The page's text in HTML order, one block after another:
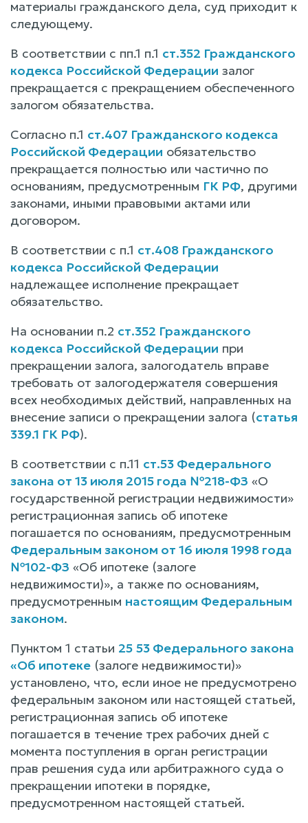
материалы гражданского дела, суд приходит к
следующему.
В соответствии с пп.1 п.1 ст.352 Гражданского
кодекса Российской Федерации залог
прекращается с прекращением обеспеченного
залогом обязательства.
Согласно п.1 ст.407 Гражданского кодекса
Российской Федерации обязательство
прекращается полностью или частично по
основаниям, предусмотренным ГК РФ, другими
законами, иными правовыми актами или
договором.
В соответствии с п.1 ст.408 Гражданского
кодекса Российской Федерации
надлежащее исполнение прекращает
обязательство.
На основании п.2 ст.352 Гражданского
кодекса Российской Федерации при
прекращении залога, залогодатель вправе
требовать от залогодержателя совершения
всех необходимых действий, направленных на
внесение записи о прекращении залога (статья
339.1 ГК РФ).
В соответствии с п.11 ст.53 Федерального
закона от 13 июля 2015 года №218-ФЗ «О
государственной регистрации недвижимости»
регистрационная запись об ипотеке
погашается по основаниям, предусмотренным
Федеральным законом от 16 июля 1998 года
№102-ФЗ «Об ипотеке (залоге
недвижимости)», а также по основаниям,
предусмотренным настоящим Федеральным
законом.
Пунктом 1 статьи 25 53 Федерального закона
«Об ипотеке (залоге недвижимости)»
установлено, что, если иное не предусмотрено
федеральным законом или настоящей статьей,
регистрационная запись об ипотеке
погашается в течение трех рабочих дней с
момента поступления в орган регистрации
прав решения суда или арбитражного суда о
прекращении ипотеки в порядке,
предусмотренном настоящей статьей.